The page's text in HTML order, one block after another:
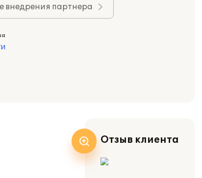
внедрения партнера
Отзыв клиента